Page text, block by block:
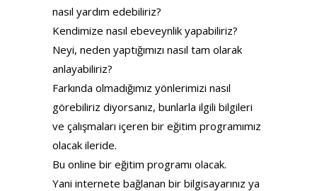
nasıl yardım edebiliriz?
Kendimize nasıl ebeveynlik yapabiliriz?
Neyi, neden yaptığımızı nasıl tam olarak
anlayabiliriz?
Farkında olmadığımız yönlerimizi nasıl
görebiliriz diyorsanız, bunlarla ilgili bilgileri
ve çalışmaları içeren bir eğitim programımız
olacak ileride.
Bu online bir eğitim programı olacak.
Yani internete bağlanan bir bilgisayarınız ya